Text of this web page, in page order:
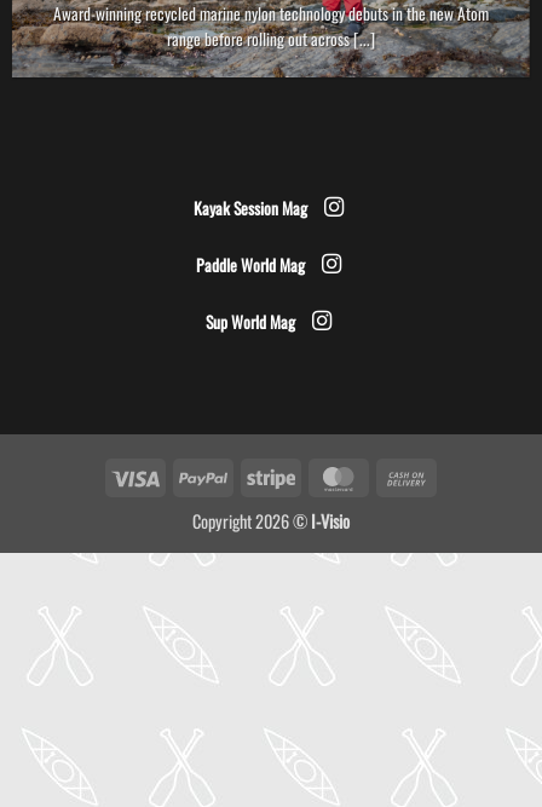
Award-winning recycled marine nylon technology debuts in the new Atom
range before rolling out across [...]
Kayak Session Mag
Paddle World Mag
Sup World Mag
Visa PayPal Stripe MasterCard
Copyright 2026 ©I-Visio